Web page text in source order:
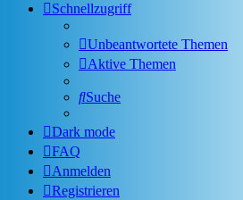
Schnellzugriff
Unbeantwortete Themen
Aktive Themen
Suche
Dark mode
FAQ
Anmelden
Registrieren